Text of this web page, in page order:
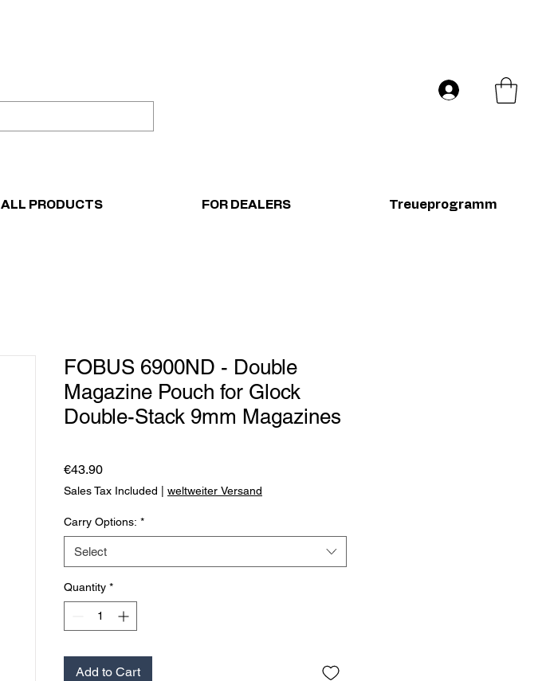
Log In
ALL PRODUCTS FOR DEALERS Treueprogramm
FOBUS 6900ND - Double
Magazine Pouch for Glock
Double-Stack 9mm Magazines
€43.90Price
Sales Tax Included weltweiter Versand
Carry Options: *
Select
Quantity *
Add to Cart